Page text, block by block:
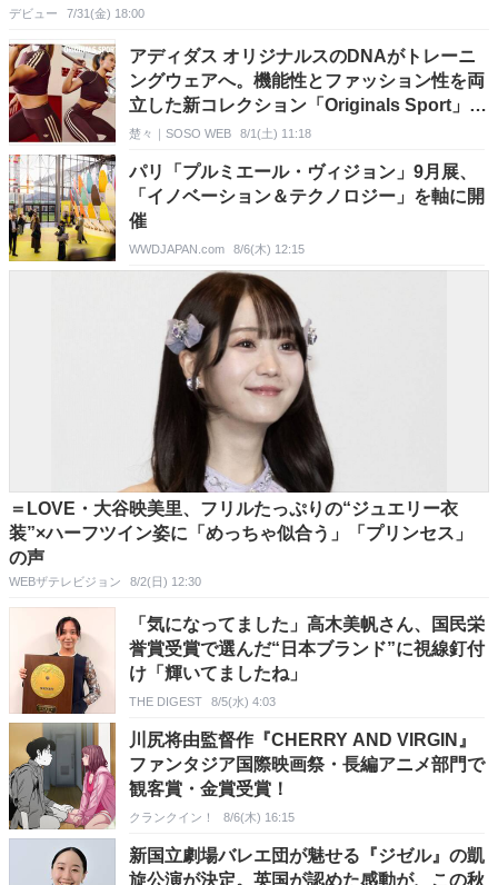
性に勇気と希望を与えていきたい」
デビュー 7/31(金) 18:00
アディダス オリジナルスのDNAがトレーニ
ングウェアへ。機能性とファッション性を両
立した新コレクション「Originals Sport」が
登場
楚々｜SOSO WEB 8/1(土) 11:18
パリ「プルミエール・ヴィジョン」9月展、
「イノベーション＆テクノロジー」を軸に開
催
WWDJAPAN.com 8/6(木) 12:15
＝LOVE・大谷映美里、フリルたっぷりの“ジュエリー衣
装”×ハーフツイン姿に「めっちゃ似合う」「プリンセス」
の声
WEBザテレビジョン 8/2(日) 12:30
「気になってました」高木美帆さん、国民栄
誉賞受賞で選んだ“日本ブランド”に視線釘付
け「輝いてましたね」
THE DIGEST 8/5(水) 4:03
川尻将由監督作『CHERRY AND VIRGIN』
ファンタジア国際映画祭・長編アニメ部門で
観客賞・金賞受賞！
クランクイン！ 8/6(木) 16:15
新国立劇場バレエ団が魅せる『ジゼル』の凱
旋公演が決定。英国が認めた感動が、この秋